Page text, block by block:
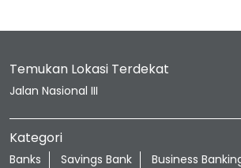
Temukan Lokasi Terdekat
Jalan Nasional III
Kategori
Banks Savings Bank
Business